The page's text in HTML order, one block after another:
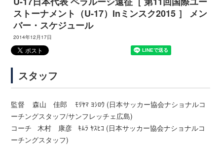
ストーナメント（U‐17）Inミンスク2015 ］ メン
バー・スケジュール
2014年12月17日
スタッフ
監督 森山 佳郎 ﾓﾘﾔﾏ ﾖｼﾛｳ (日本サッカー協会ナショナルコ
ーチングスタッフ/サンフレッチェ広島)
コーチ 木村 康彦 ｷﾑﾗ ﾔｽﾋｺ (日本サッカー協会ナショナルコ
ーチングスタッフ)